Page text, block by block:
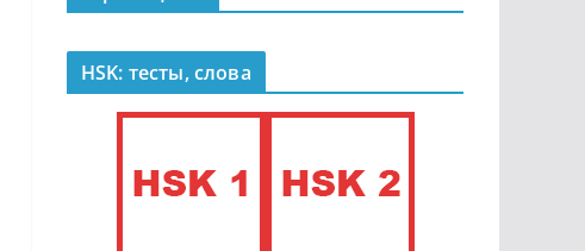
HSK: тесты, слова